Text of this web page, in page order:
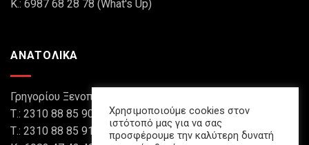
Κ.: 6987 68 28 78 (What's Up)
ΑΝΑΤΟΛΙΚΑ
Γρηγορίου Ξενοπούλου 8, Θεσσαλονίκη 546 45
Τ.: 2310 88 85 90
Τ.: 2310 88 85 91
Χρησιμοποιούμε cookies στον
ιστότοπό μας για να σας
προσφέρουμε την καλύτερη δυνατή